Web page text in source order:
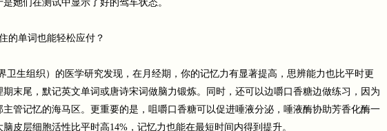
她们在测试中显示了好的驾车状态。
单词也能轻松应付？
生组织）的医学研究发现，在月经期，你的记忆力有显著提高，思辨能力也比平时更
期末尾，默记英文单词或唐诗宋词做脑力锻炼。同时，还可以边嚼口香糖边做练习，因为
主管记忆的海马区。更重要的是，咀嚼口香糖可以促进唾液分泌，唾液酶协助芳香化酶一
皮层细胞活性比平时高14%，记忆力也能在最短时间内得到提升。